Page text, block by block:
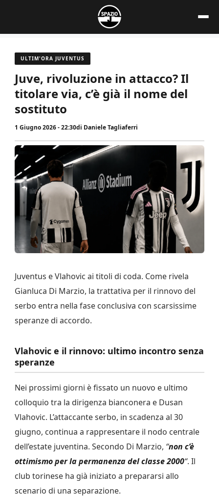
contenuto
ULTIM'ORA JUVENTUS
Juve, rivoluzione in attacco? Il
titolare via, c’è già il nome del
sostituto
1 Giugno 2026 - 22:30di Daniele Tagliaferri
Juventus e Vlahovic ai titoli di coda. Come rivela
Gianluca Di Marzio, la trattativa per il rinnovo del
serbo entra nella fase conclusiva con scarsissime
speranze di accordo.
Vlahovic e il rinnovo: ultimo incontro senza
speranze
Nei prossimi giorni è fissato un nuovo e ultimo
colloquio tra la dirigenza bianconera e Dusan
Vlahovic. L’attaccante serbo, in scadenza al 30
giugno, continua a rappresentare il nodo centrale
dell’estate juventina. Secondo Di Marzio, “non c’è
ottimismo per la permanenza del classe 2000“. Il
club torinese ha già iniziato a prepararsi allo
scenario di una separazione.